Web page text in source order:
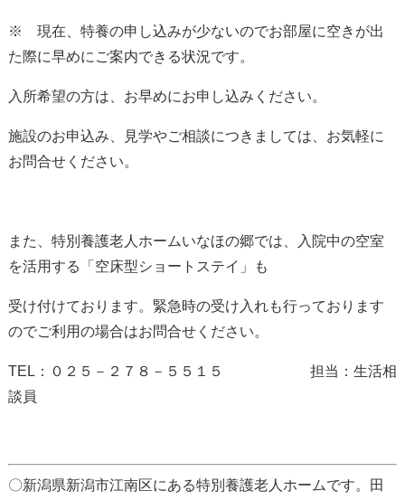
※ 現在、特養の申し込みが少ないのでお部屋に空きが出
た際に早めにご案内できる状況です。
入所希望の方は、お早めにお申し込みください。
施設のお申込み、見学やご相談につきましては、お気軽に
お問合せください。
また、特別養護老人ホームいなほの郷では、入院中の空室
を活用する「空床型ショートステイ」も
受け付けております。緊急時の受け入れも行っております
のでご利用の場合はお問合せください。
TEL：０２５－２７８－５５１５ 担当：生活相
談員
〇新潟県新潟市江南区にある特別養護老人ホームです。田